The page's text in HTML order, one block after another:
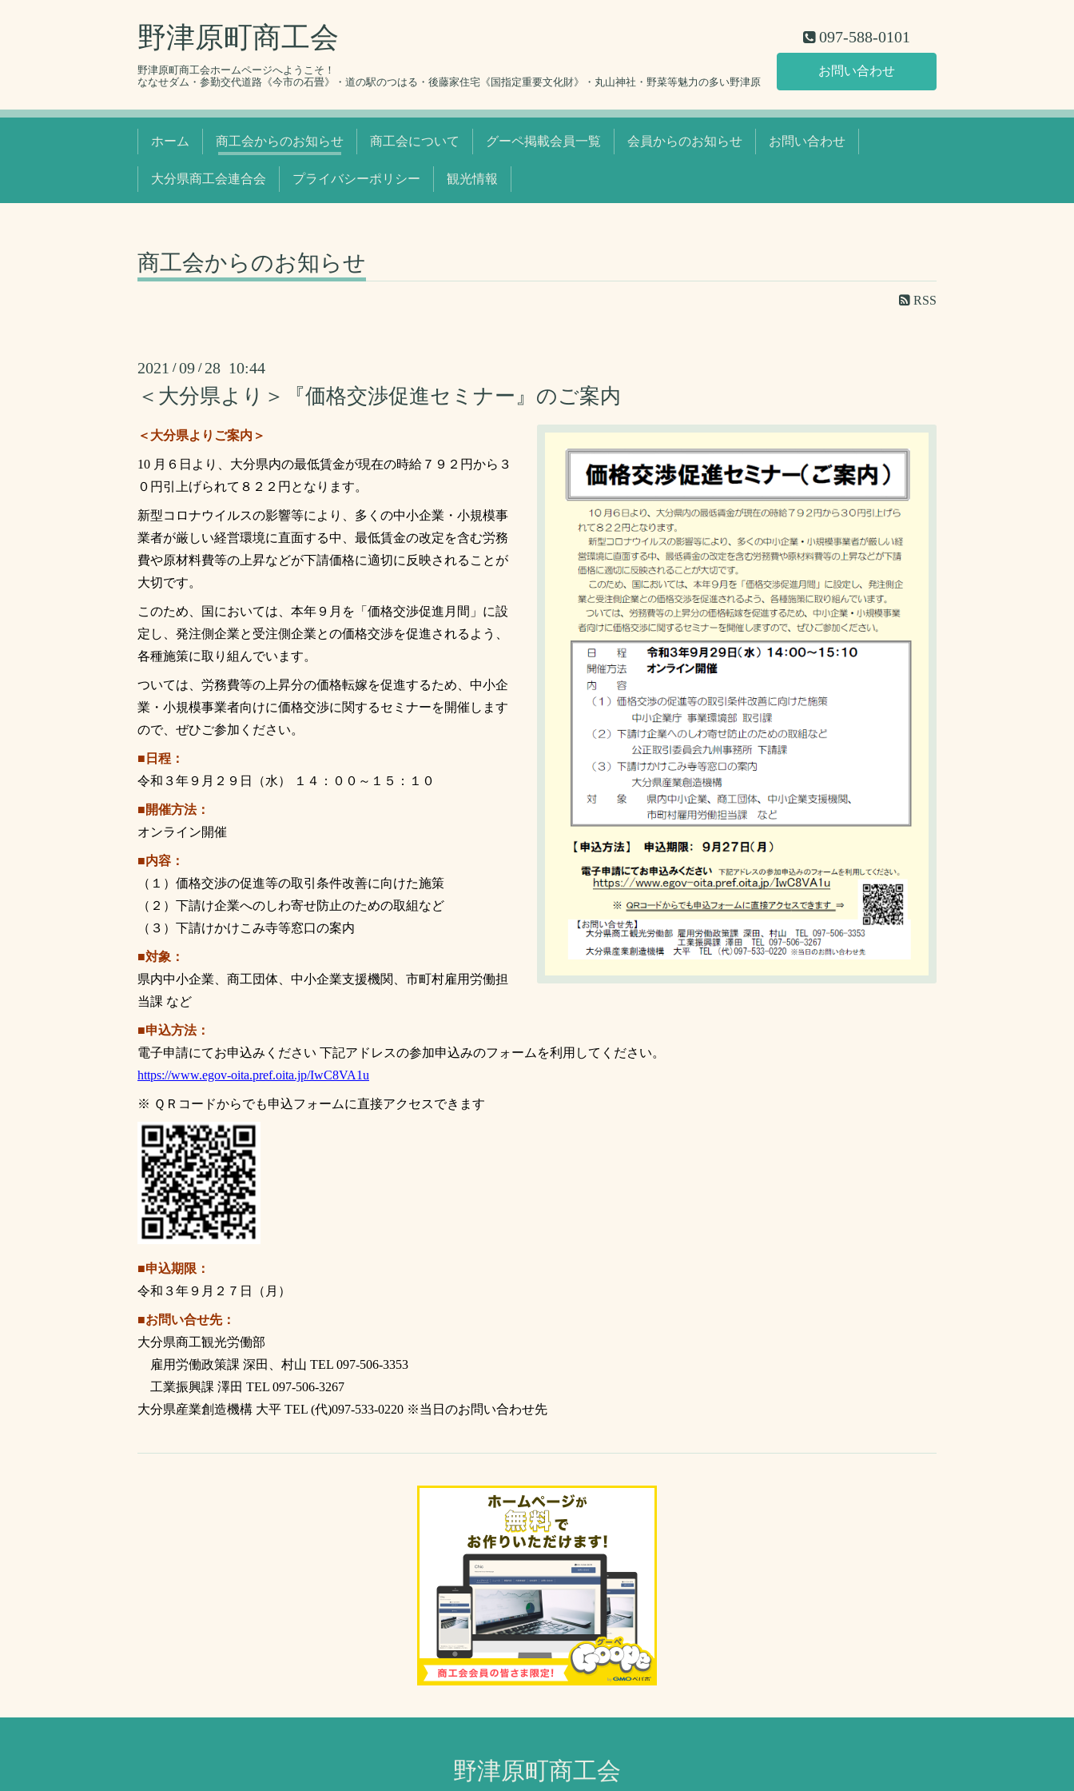
野津原町商工会
野津原町商工会ホームページへようこそ！
ななせダム・参勤交代道路《今市の石畳》・道の駅のつはる・後藤家住宅《国指定重要文化財》・丸山神社・野菜等魅力の多い野津原
097-588-0101
お問い合わせ
ホーム 商工会からのお知らせ 商工会について グーペ掲載会員一覧 会員からのお知らせ お問い合わせ
大分県商工会連合会 プライバシーポリシー 観光情報
商工会からのお知らせ
RSS
2021 /09 / 28 10:44
＜大分県より＞『価格交渉促進セミナー』のご案内
＜大分県よりご案内＞
10 月６日より、大分県内の最低賃金が現在の時給７９２円から３
０円引上げられて８２２円となります。
新型コロナウイルスの影響等により、多くの中小企業・小規模事
業者が厳しい経営環境に直面する中、最低賃金の改定を含む労務
費や原材料費等の上昇などが下請価格に適切に反映されることが
大切です。
このため、国においては、本年９月を「価格交渉促進月間」に設
定し、発注側企業と受注側企業との価格交渉を促進されるよう、
各種施策に取り組んでいます。
ついては、労務費等の上昇分の価格転嫁を促進するため、中小企
業・小規模事業者向けに価格交渉に関するセミナーを開催します
ので、ぜひご参加ください。
■日程：
令和３年９月２９日（水） １４：００～１５：１０
■開催方法：
オンライン開催
■内容：
（１）価格交渉の促進等の取引条件改善に向けた施策
（２）下請け企業へのしわ寄せ防止のための取組など
（３）下請けかけこみ寺等窓口の案内
■対象：
県内中小企業、商工団体、中小企業支援機関、 市町村雇用労働担
当課 など
■申込方法：
電子申請にてお申込みください 下記アドレスの参加申込みのフォームを利用してください。
https://www.egov-oita.pref.oita.jp/IwC8VA1u
※ ＱＲコードからでも申込フォームに直接アクセスできます
■申込期限：
令和３年９月２７日（月）
■お問い合せ先：
大分県商工観光労働部
雇用労働政策課 深田、村山 TEL 097-506-3353
工業振興課 澤田 TEL 097-506-3267
大分県産業創造機構 大平 TEL (代)097-533-0220 ※当日のお問い合わせ先
野津原町商工会